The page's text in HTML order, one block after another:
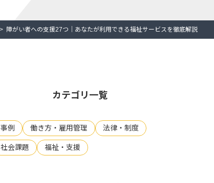
障がい者への支援27つ｜あなたが利用できる福祉サービスを徹底解説
カテゴリ一覧
事例 働き方・雇用管理 法律・制度
社会課題 福祉・支援